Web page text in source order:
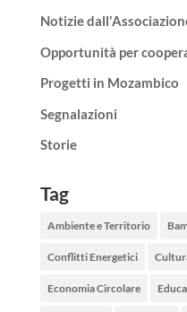
Notizie
Opportunità per
Progetti in Mozambico
Segnalazioni
Storie
Tag
Ambiente e Territorio
Conflitti Energetici
Economia Circolare